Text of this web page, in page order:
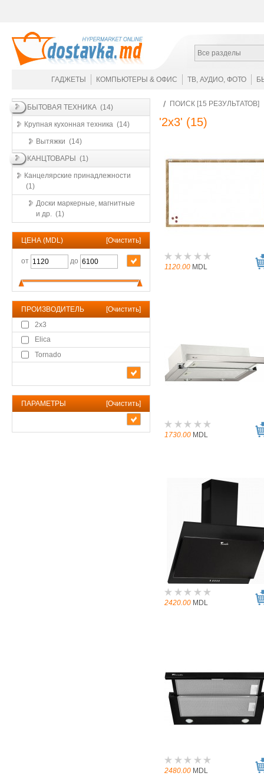
Все разделы
ГАДЖЕТЫ КОМПЬЮТЕРЫ & ОФИС ТВ, АУДИО, ФОТО
БЫТОВАЯ ТЕХНИКА (14)
Крупная кухонная техника (14)
Вытяжки (14)
КАНЦТОВАРЫ (1)
Канцелярские принадлежности
(1)
Доски маркерные, магнитные
и др. (1)
ЦЕНА (MDL) [Очистить]
от до
ПРОИЗВОДИТЕЛЬ [Очистить]
2x3
Elica
Tornado
ПАРАМЕТРЫ [Очистить]
ПОИСК [15 РЕЗУЛЬТАТОВ]
'2x3' (15)
1120.00 MDL
1730.00 MDL
2420.00 MDL
2480.00 MDL